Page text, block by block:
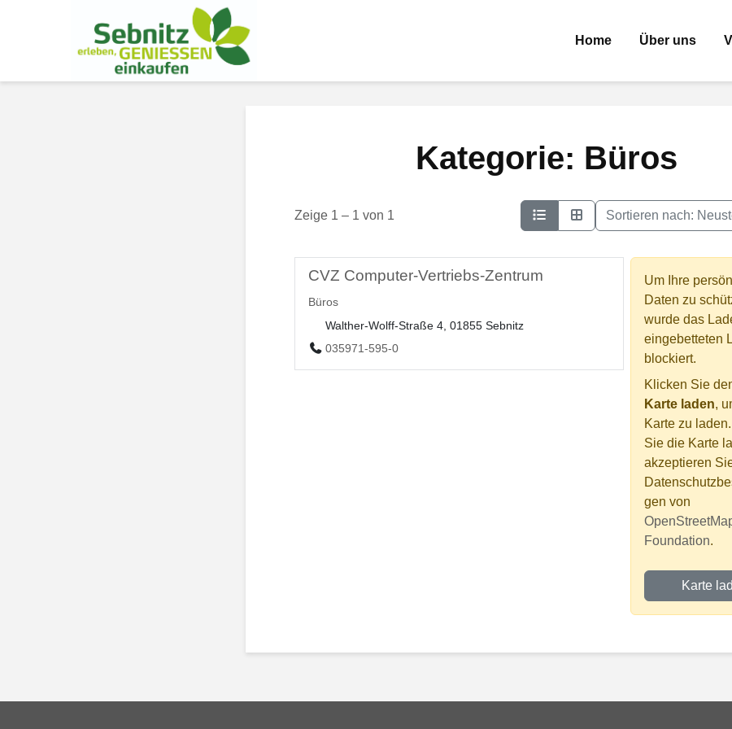
Home Über uns
Kategorie: Büros
Zeige 1 – 1 von 1 Sortieren nach:
CVZ Computer-Vertriebs-Zentrum
Büros
Walther-Wolff-Straße 4, 01855 Sebnitz
035971-595-0
Um Ihre
Daten zu
wurde das
eingebetteten
blockiert.
Klicken Sie
Karte laden,
Karte zu
Sie die Karte
akzeptieren
gen von
Foundation.
Karte